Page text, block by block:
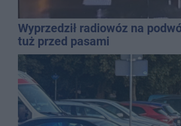
Wyprzedził radiowóz na
tuż przed pasami